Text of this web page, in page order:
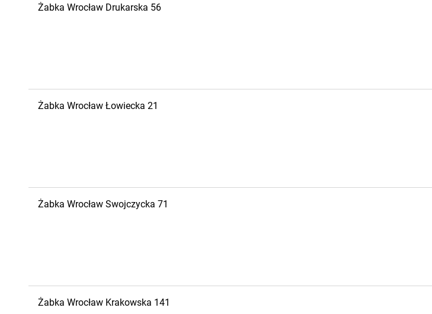
Żabka Wrocław Drukarska 56
Żabka Wrocław Łowiecka 21
Żabka Wrocław Swojczycka 71
Żabka Wrocław Krakowska 141